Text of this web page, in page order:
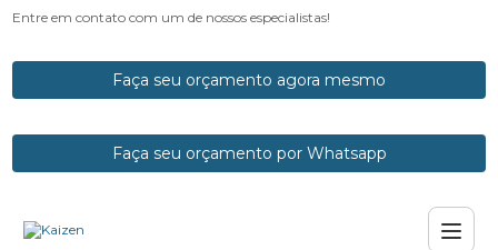
Entre em contato com um de nossos especialistas!
Faça seu orçamento agora mesmo
Faça seu orçamento por Whatsapp